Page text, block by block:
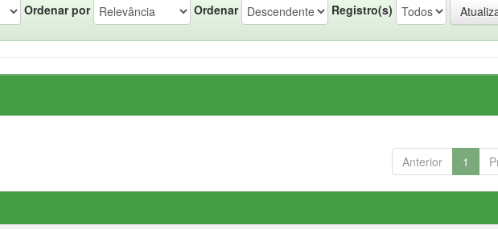
Ordenar por Ordenar Registro(s)
Anterior 1